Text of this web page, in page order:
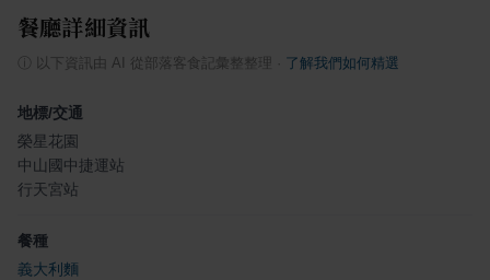
餐廳詳細資訊
以下資訊由 AI 從部落客食記彙整整理 了解我們如何精選
地標/交通
榮星花園
中山國中捷運站
行天宮站
餐種
義大利麵